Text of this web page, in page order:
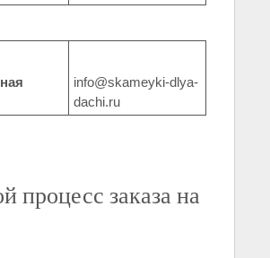
info@skameyki-dlya-
dachi.ru
процесс заказа на